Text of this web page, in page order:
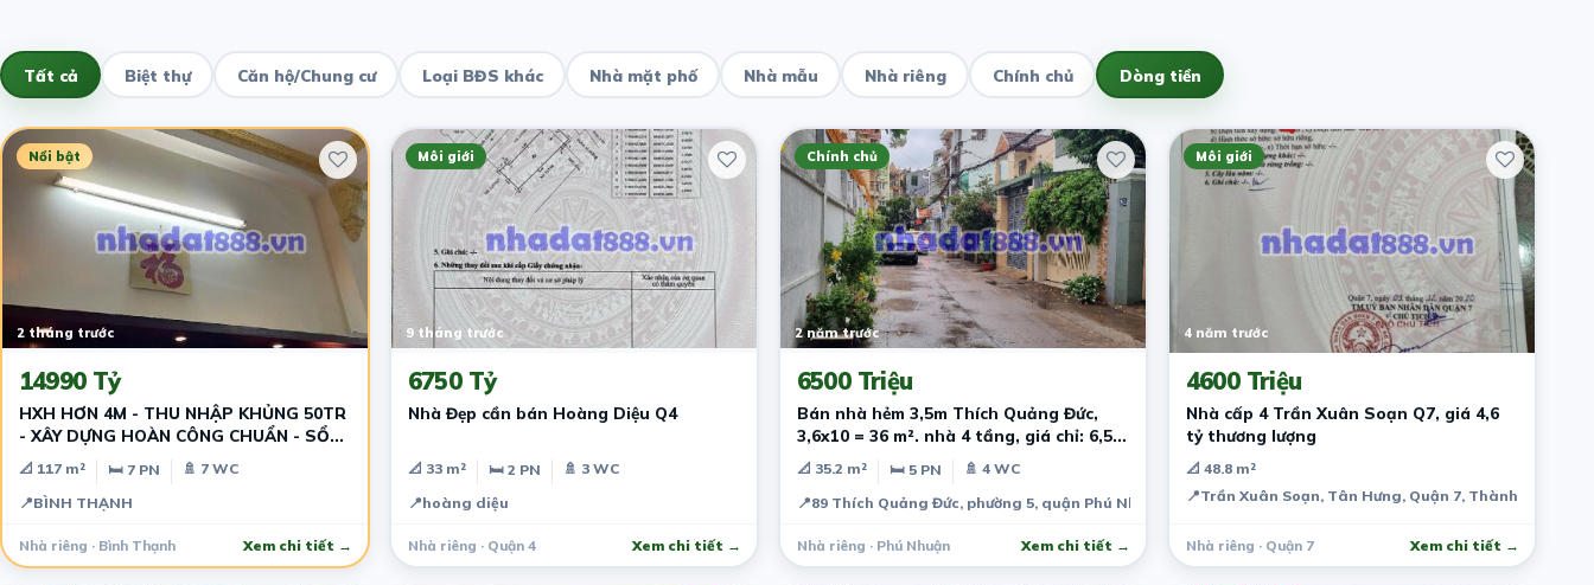
Tất cả Biệt thự Căn hộ/Chung cư Loại BĐS khác Nhà mặt phố Nhà mẫu Nhà riêng Chính chủ Dòng tiền
Nổi bật
2 tháng trước
14990 Tỷ
HXH HƠN 4M - THU NHẬP KHỦNG 50TR
- XÂY DỰNG HOÀN CÔNG CHUẨN - SỔ
MỚI TINH.
📐 117 m² 🛏 7 PN
🚿 7 WC
📍BÌNH THẠNH
Nhà riêng · Bình Thạnh Xem chi tiết →
Môi giới
9 tháng trước
6750 Tỷ
Nhà Đẹp cần bán Hoàng Diệu Q4
📐 33 m² 🛏 2 PN
🚿 3 WC
📍hoàng diệu
Nhà riêng · Quận 4 Xem chi tiết →
Chính chủ
2 năm trước
6500 Triệu
Bán nhà hẻm 3,5m Thích Quảng Đức,
3,6x10 = 36 m². nhà 4 tầng, giá chỉ: 6,5
tỷ.
📐 35.2 m² 🛏 5 PN
🚿 4 WC
📍89 Thích Quảng Đức, phường 5, quận Phú Nhuận, Thành phố Hồ Chí Minh, Việt Nam
Nhà riêng · Phú Nhuận Xem chi tiết →
Môi giới
4 năm trước
4600 Triệu
Nhà cấp 4 Trần Xuân Soạn Q7, giá 4,6
tỷ thương lượng
📐 48.8 m²
📍Trần Xuân Soạn, Tân Hưng, Quận 7, Thành phố Hồ
Nhà riêng · Quận 7 Xem chi tiết →